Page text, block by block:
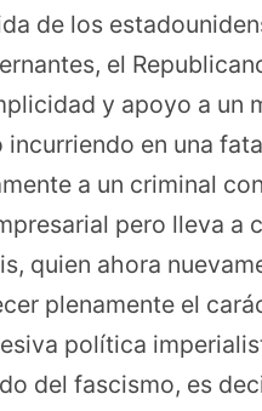
de los
el
y apoyo a un
incurriendo en una
a un criminal
pero lleva a
quien ahora
plenamente el
política
del fascismo, es